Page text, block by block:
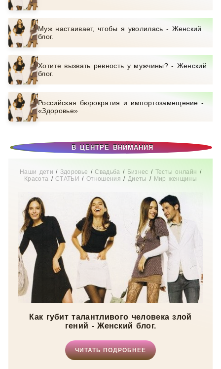
Муж настаивает, чтобы я уволилась - Женский
блог.
Хотите вызвать ревность у мужчины? - Женский
блог.
Российская бюрократия и импортозамещение -
«Здоровье»
В ЦЕНТРЕ ВНИМАНИЯ
Наши дети / Здоровье /Свадьба / Бизнес / Тесты онлайн /
Красота /СТАТЬИ /Отношения / Диеты / Мир женщины
Как губит талантливого человека злой
гений - Женский блог.
ЧИТАТЬ ПОДРОБНЕЕ